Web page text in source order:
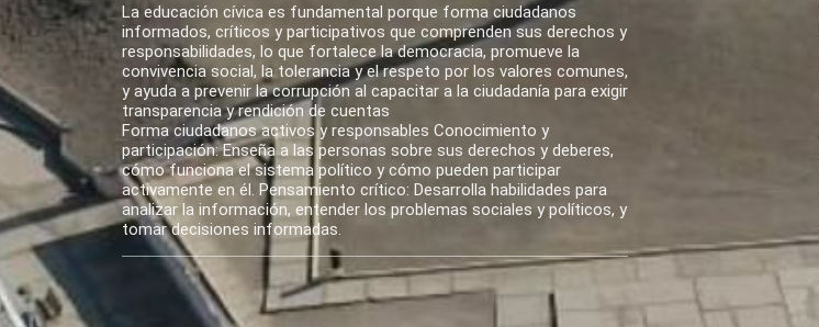
La educación cívica es fundamental porque forma ciudadanos
informados, críticos y participativos que comprenden sus derechos y
responsabilidades, lo que fortalece la democracia, promueve la
convivencia social, la tolerancia y el respeto por los valores comunes,
y ayuda a prevenir la corrupción al capacitar a la ciudadanía para exigir
transparencia y rendición de cuentas
Forma ciudadanos activos y responsables Conocimiento y
participación: Enseña a las personas sobre sus derechos y deberes,
cómo funciona el sistema político y cómo pueden participar
activamente en él. Pensamiento crítico: Desarrolla habilidades para
analizar la información, entender los problemas sociales y políticos, y
tomar decisiones informadas.